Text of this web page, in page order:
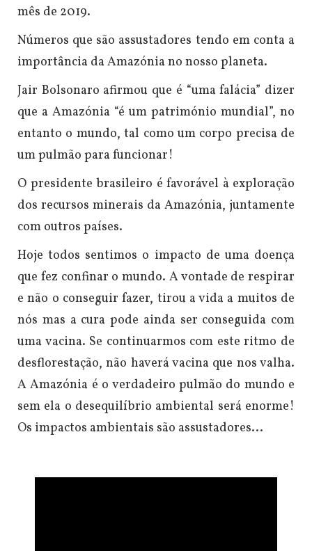
mês de 2019.
Números que são assustadores tendo em conta a
importância da Amazónia no nosso planeta.
Jair Bolsonaro afirmou que é “uma falácia” dizer
que a Amazónia “é um património mundial”, no
entanto o mundo, tal como um corpo precisa de
um pulmão para funcionar!
O presidente brasileiro é favorável à exploração
dos recursos minerais da Amazónia, juntamente
com outros países.
Hoje todos sentimos o impacto de uma doença
que fez confinar o mundo. A vontade de respirar
e não o conseguir fazer, tirou a vida a muitos de
nós mas a cura pode ainda ser conseguida com
uma vacina. Se continuarmos com este ritmo de
desflorestação, não haverá vacina que nos valha.
A Amazónia é o verdadeiro pulmão do mundo e
sem ela o desequilíbrio ambiental será enorme!
Os impactos ambientais são assustadores...